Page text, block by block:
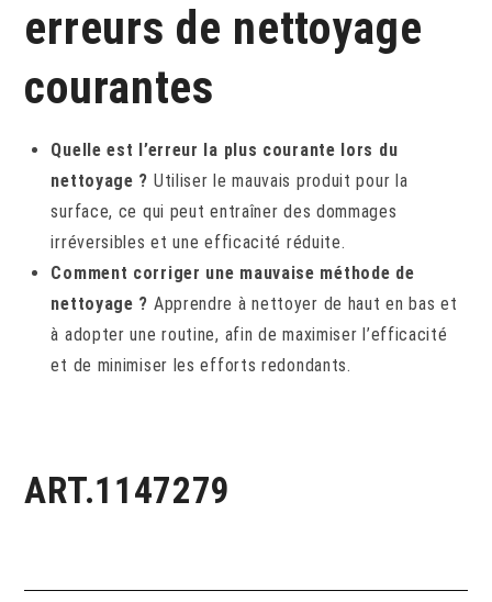
erreurs de nettoyage
courantes
Quelle est l’erreur la plus courante lors du
nettoyage ? Utiliser le mauvais produit pour la
surface, ce qui peut entraîner des dommages
irréversibles et une efficacité réduite.
Comment corriger une mauvaise méthode de
nettoyage ? Apprendre à nettoyer de haut en bas et
à adopter une routine, afin de maximiser l’efficacité
et de minimiser les efforts redondants.
ART.1147279